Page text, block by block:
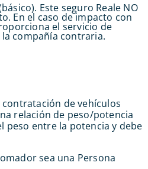
Este seguro Reale NO
En el caso de impacto con
el servicio de
la compañía contraria.
de vehículos
relación de peso/potencia
peso entre la potencia y debe
sea una Persona